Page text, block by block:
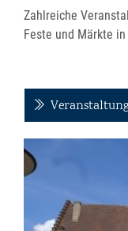
Zahlreiche
Feste und Märkte